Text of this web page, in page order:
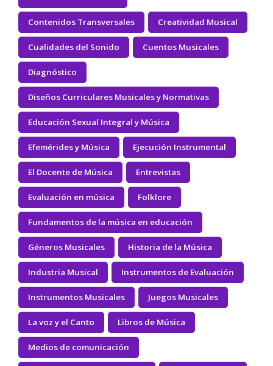
Contenidos Transversales Creatividad Musical
Cualidades del Sonido Cuentos Musicales
Diagnóstico
Diseños Curriculares Musicales y Normativas
Educación Sexual Integral y Música
Efemérides y Música Ejecución Instrumental
El Docente de Música Entrevistas
Evaluación en música Folklore
Fundamentos de la música en educación
Géneros Musicales Historia de la Música
Industria Musical Instrumentos de Evaluación
Instrumentos Musicales Juegos Musicales
La voz y el Canto Libros de Música
Medios de comunicación